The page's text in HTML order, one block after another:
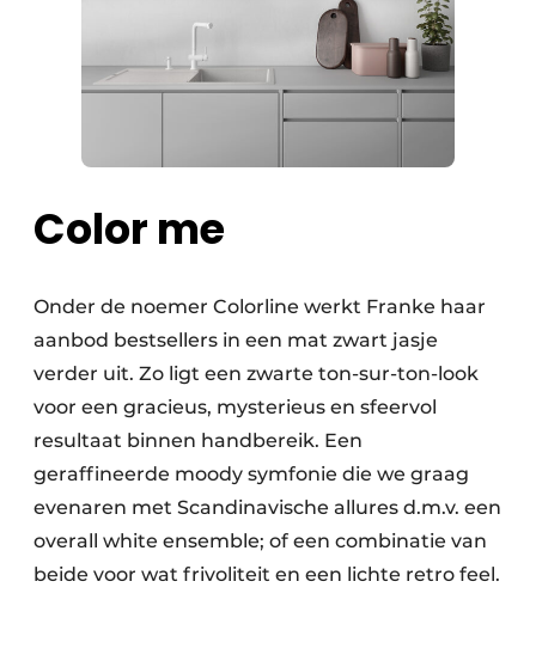
Color me
Onder de noemer Colorline werkt Franke haar
aanbod bestsellers in een mat zwart jasje
verder uit. Zo ligt een zwarte ton-sur-ton-look
voor een gracieus, mysterieus en sfeervol
resultaat binnen handbereik. Een
geraffineerde moody symfonie die we graag
evenaren met Scandinavische allures d.m.v. een
overall white ensemble; of een combinatie van
beide voor wat frivoliteit en een lichte retro feel.